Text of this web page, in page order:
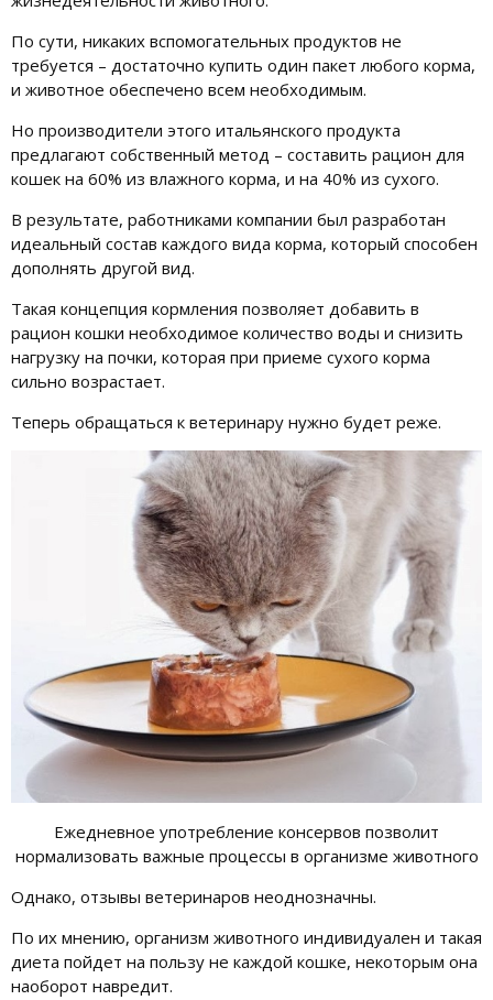
По сути, никаких вспомогательных продуктов не
требуется – достаточно купить один пакет любого корма,
и животное обеспечено всем необходимым.
Но производители этого итальянского продукта
предлагают собственный метод – составить рацион для
кошек на 60% из влажного корма, и на 40% из сухого.
В результате, работниками компании был разработан
идеальный состав каждого вида корма, который способен
дополнять другой вид.
Такая концепция кормления позволяет добавить в
рацион кошки необходимое количество воды и снизить
нагрузку на почки, которая при приеме сухого корма
сильно возрастает.
Теперь обращаться к ветеринару нужно будет реже.
Ежедневное употребление консервов позволит
нормализовать важные процессы в организме животного
Однако, отзывы ветеринаров неоднозначны.
По их мнению, организм животного индивидуален и такая
диета пойдет на пользу не каждой кошке, некоторым она
наоборот навредит.